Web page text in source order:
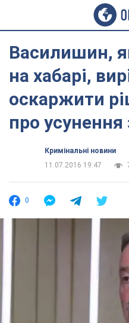
Василишин,
на хабарі,
оскаржити
про усунення
Кримінальні новини
11.07.2016 19:47
0